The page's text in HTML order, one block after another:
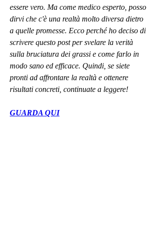
essere vero. Ma come medico esperto, posso
dirvi che c'è una realtà molto diversa dietro
a quelle promesse. Ecco perché ho deciso di
scrivere questo post per svelare la verità
sulla bruciatura dei grassi e come farlo in
modo sano ed efficace. Quindi, se siete
pronti ad affrontare la realtà e ottenere
risultati concreti, continuate a leggere!
GUARDA QUI